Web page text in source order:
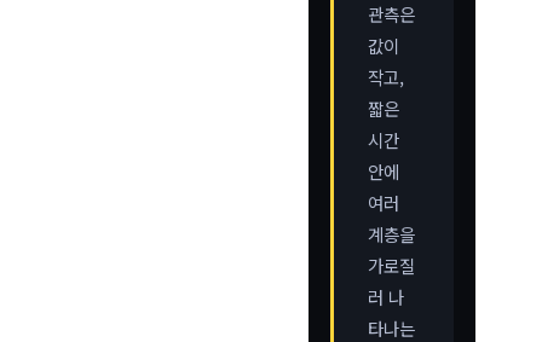
관측은
값이
작고,
짧은
시간
안에
여러
계층을
가로질
러 나
타나는